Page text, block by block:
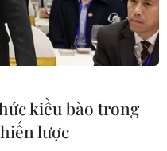
kiều bào trong
lược